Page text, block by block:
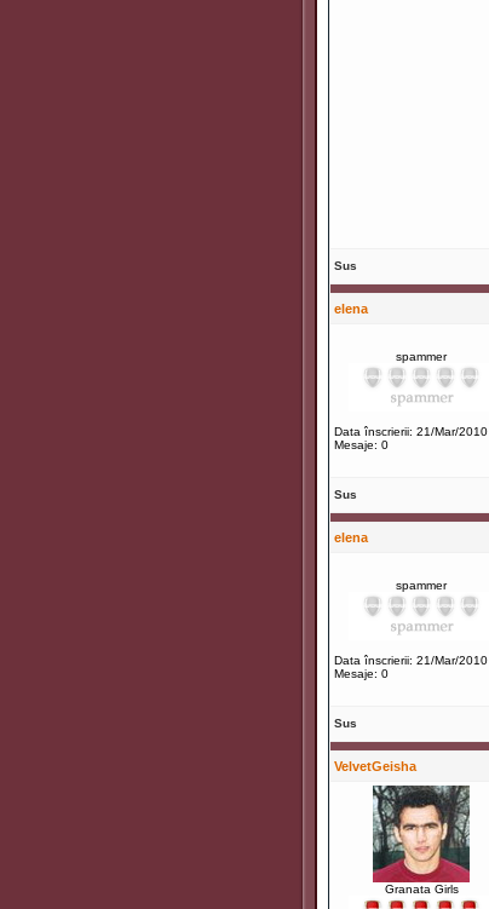
Sus
elena
spammer
Data înscrierii: 21/Mar/2010
Mesaje: 0
Sus
elena
spammer
Data înscrierii: 21/Mar/2010
Mesaje: 0
Sus
VelvetGeisha
Granata Girls